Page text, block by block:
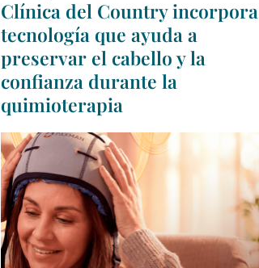
Clínica del Country incorpora
tecnología que ayuda a
preservar el cabello y la
confianza durante la
quimioterapia